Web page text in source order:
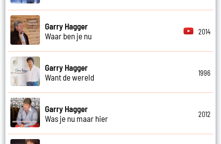
Garry Hagger
Waar ben je nu
2014
Garry Hagger
Want de wereld
1996
Garry Hagger
Was je nu maar hier
2012